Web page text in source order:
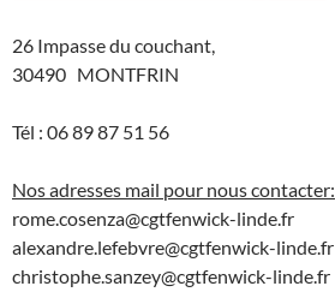
26 Impasse du couchant,
30490 MONTFRIN
Tél : 06 89 87 51 56
Nos adresses mail pour nous contacter:
rome.cosenza@cgtfenwick-linde.fr
alexandre.lefebvre@cgtfenwick-linde.fr
christophe.sanzey@cgtfenwick-linde.fr